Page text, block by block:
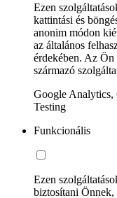
Ezen
kattintási és
anonim módon
az általános
érdekében. Az
származó
Google Analytics,
Testing
Funkcionális
Ezen
biztosítani